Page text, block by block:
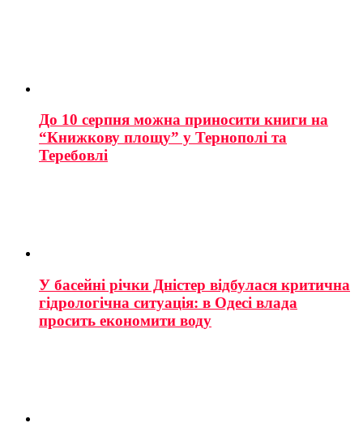
До 10 серпня можна приносити книги на
“Книжкову площу” у Тернополі та
Теребовлі
У басейні річки Дністер відбулася критична
гідрологічна ситуація: в Одесі влада
просить економити воду